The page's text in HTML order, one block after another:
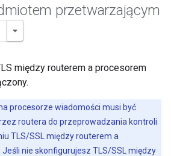
przetwarzającym
między routerem a procesorem
procesorze wiadomości musi być
routera do przeprowadzania kontroli
TLS/SSL między routerem a
nie skonfigurujesz TLS/SSL między